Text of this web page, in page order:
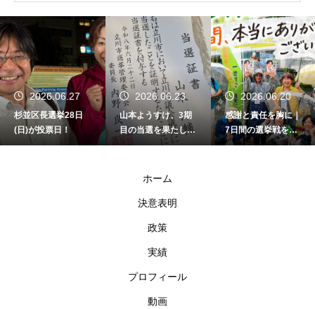
2026.06.23
山本ようすけ、3期
目の当選を果たしま
した
2026.06.20
感謝と責任を胸に｜
7日間の選挙戦を終
えて
2026.06.20
選挙戦最終日。雨で
もやります。
ホーム
決意表明
政策
実績
プロフィール
動画